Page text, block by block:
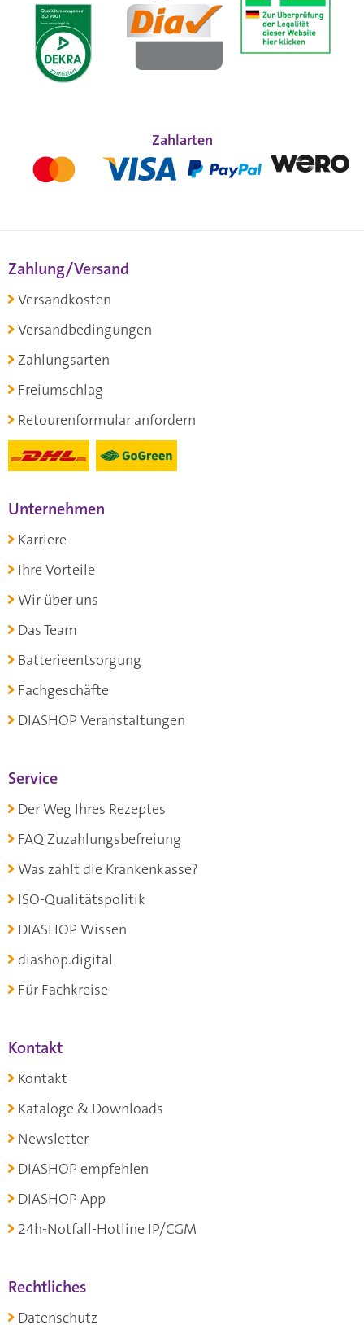
Zahlarten
Zahlung/Versand
Versandkosten
Versandbedingungen
Zahlungsarten
Freiumschlag
Retourenformular anfordern
Unternehmen
Karriere
Ihre Vorteile
Wir über uns
Das Team
Batterieentsorgung
Fachgeschäfte
DIASHOP Veranstaltungen
Service
Der Weg Ihres Rezeptes
FAQ Zuzahlungsbefreiung
Was zahlt die Krankenkasse?
ISO-Qualitätspolitik
DIASHOP Wissen
diashop.digital
Für Fachkreise
Kontakt
Kontakt
Kataloge & Downloads
Newsletter
DIASHOP empfehlen
DIASHOP App
24h-Notfall-Hotline IP/CGM
Rechtliches
Datenschutz